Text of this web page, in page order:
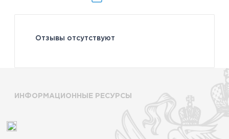
Отзывы отсутствуют
ИНФОРМАЦИОННЫЕ РЕСУРСЫ